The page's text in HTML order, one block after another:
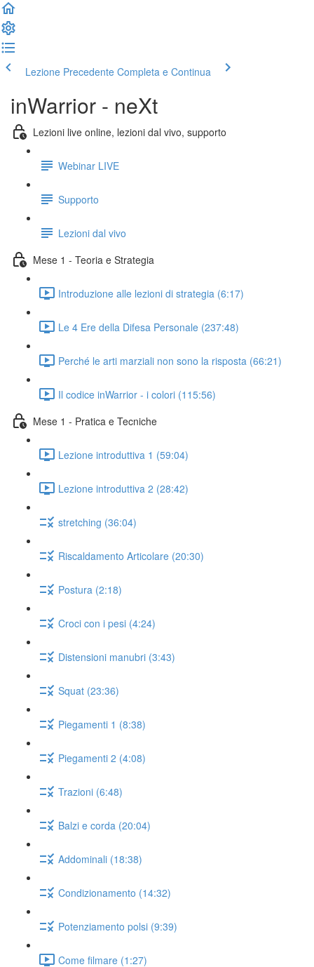
Lezione Precedente Completa e Continua
inWarrior - neXt
Lezioni live online, lezioni dal vivo, supporto
Webinar LIVE
Supporto
Lezioni dal vivo
Mese 1 - Teoria e Strategia
Introduzione alle lezioni di strategia (6:17)
Le 4 Ere della Difesa Personale (237:48)
Perché le arti marziali non sono la risposta (66:21)
Il codice inWarrior - i colori (115:56)
Mese 1 - Pratica e Tecniche
Lezione introduttiva 1 (59:04)
Lezione introduttiva 2 (28:42)
stretching (36:04)
Riscaldamento Articolare (20:30)
Postura (2:18)
Croci con i pesi (4:24)
Distensioni manubri (3:43)
Squat (23:36)
Piegamenti 1 (8:38)
Piegamenti 2 (4:08)
Trazioni (6:48)
Balzi e corda (20:04)
Addominali (18:38)
Condizionamento (14:32)
Potenziamento polsi (9:39)
Come filmare (1:27)